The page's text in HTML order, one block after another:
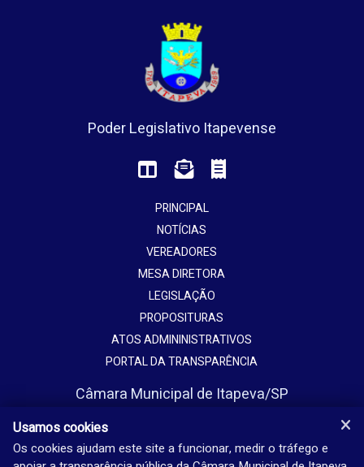
Poder Legislativo Itapevense
PRINCIPAL
NOTÍCIAS
VEREADORES
MESA DIRETORA
LEGISLAÇÃO
PROPOSITURAS
ATOS ADMININISTRATIVOS
PORTAL DA TRANSPARÊNCIA
Câmara Municipal de Itapeva/SP
Jardim Europa - Itapeva - SP - Brasil
Usamos cookies
Os cookies ajudam este site a funcionar, medir o tráfego e